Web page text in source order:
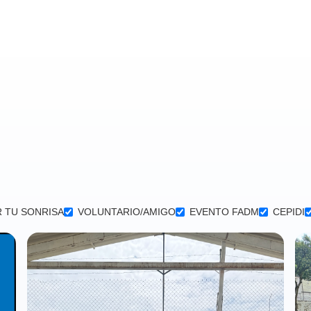
TU SONRISA VOLUNTARIO/AMIGO EVENTO FADM CEPIDI